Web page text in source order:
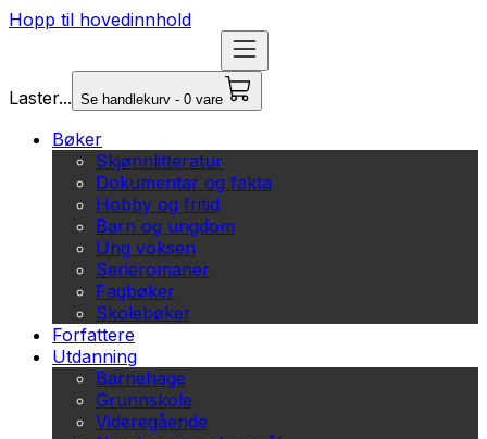
Hopp til hovedinnhold
Laster... Se handlekurv - 0 vare
Bøker
Skjønnlitteratur
Dokumentar og fakta
Hobby og fritid
Barn og ungdom
Ung voksen
Serieromaner
Fagbøker
Skolebøker
Forfattere
Utdanning
Barnehage
Grunnskole
Videregående